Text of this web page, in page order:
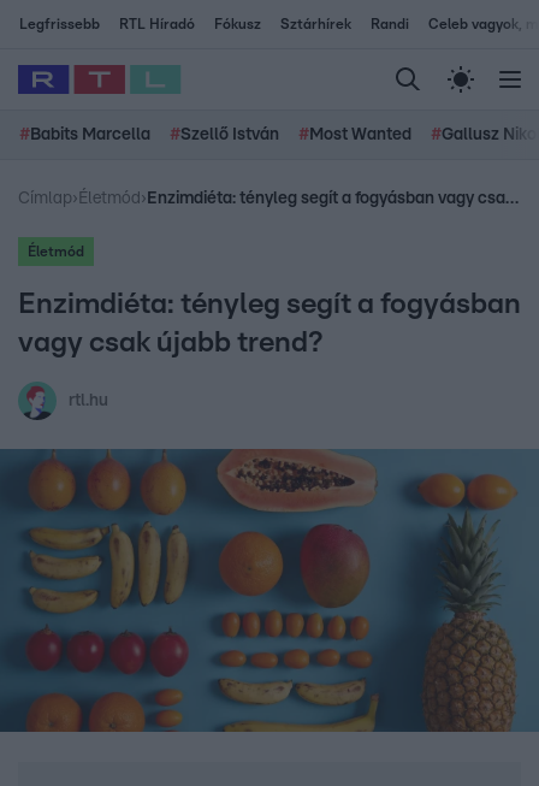
Legfrissebb RTL Híradó Fókusz Sztárhírek Randi Celeb vagyok,
# Babits Marcella #Szellő István # Most Wanted #Gallusz
Címlap› Életmód › Enzimdiéta: tényleg segít a fogyásban vagy csak újabb trend?
Életmód
Enzimdiéta: tényleg segít a fogyásban
vagy csak újabb trend?
rtl.hu